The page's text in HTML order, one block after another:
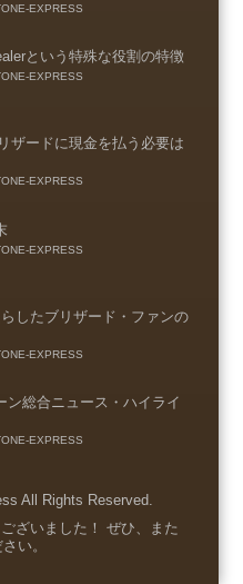
EXPRESS
という特殊な役割の特徴
EXPRESS
ザードに現金を払う必要は
EXPRESS
EXPRESS
したブリザード・ファンの
EXPRESS
ン総合ニュース・ハイライ
EXPRESS
All Rights Reserved.
ざいました！ ぜひ、また
い。